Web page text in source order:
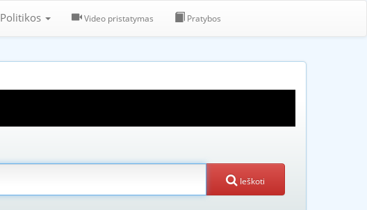
Politikos Video pristatymas Pratybos
Ieškoti